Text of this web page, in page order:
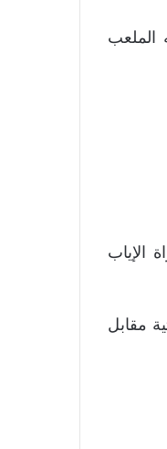
خسارته 2/0، أمام مضيفه الملعب
الإياب
مقابل